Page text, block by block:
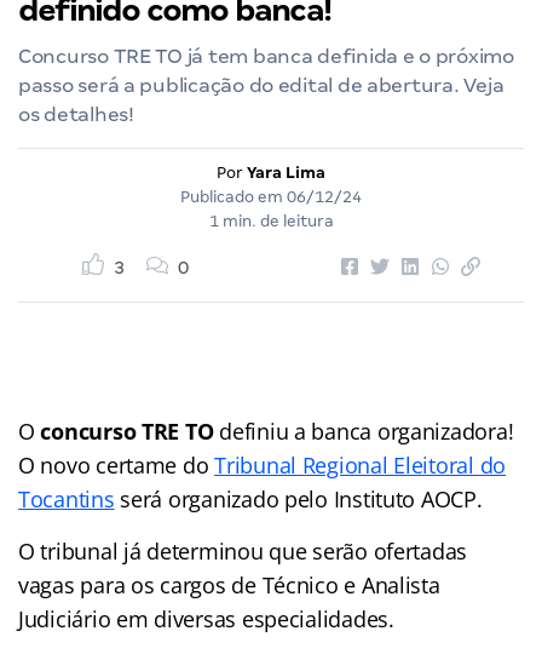
definido como banca!
Concurso TRE TO já tem banca definida e o próximo
passo será a publicação do edital de abertura. Veja
os detalhes!
Por Yara Lima
Publicado em 06/12/24
1 min. de leitura
3 0
Oconcurso TRE TOdefiniu a banca organizadora!
O novo certame doTribunal Regional Eleitoral do
Tocantins será organizado pelo Instituto AOCP.
O tribunal já determinou que serão ofertadas
vagas para os cargos de Técnico e Analista
Judiciário em diversas especialidades.